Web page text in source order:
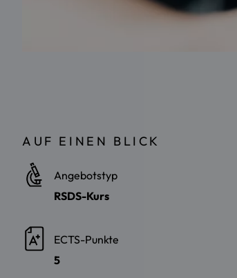
AUF EINEN BLICK
Angebotstyp
RSDS-Kurs
ECTS-Punkte
5